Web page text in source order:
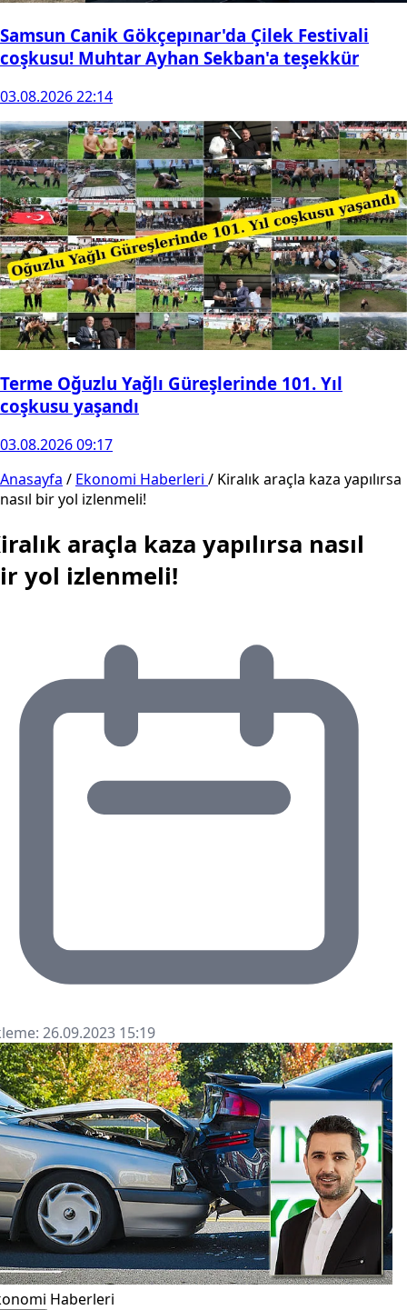
Samsun Canik Gökçepınar'da Çilek Festivali
coşkusu! Muhtar Ayhan Sekban'a teşekkür
03.08.2026 22:14
Terme Oğuzlu Yağlı Güreşlerinde 101. Yıl
coşkusu yaşandı
03.08.2026 09:17
Anasayfa / Ekonomi Haberleri / Kiralık araçla kaza yapılırsa
nasıl bir yol izlenmeli!
araçla kaza yapılırsa nasıl
yol izlenmeli!
26.09.2023 15:19
Haberleri